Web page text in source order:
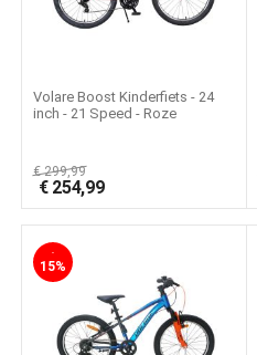
Volare Boost Kinderfiets - 24
inch - 21 Speed - Roze
€299,99
€ 254,99
-
15%